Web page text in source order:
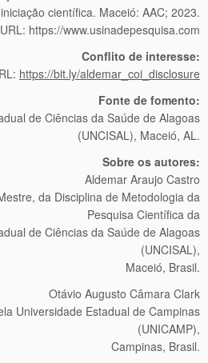
científica. Maceió: AAC; 2023.
https://www.usinadepesquisa.com
Conflito de interesse:
https://bit.ly/aldemar_coi_disclosure
Fonte de fomento:
de Ciências da Saúde de Alagoas
(UNCISAL), Maceió, AL.
Sobre os autores:
Aldemar Araujo Castro
da Disciplina de Metodologia da
Pesquisa Científica da
de Ciências da Saúde de Alagoas
(UNCISAL),
Maceió, Brasil.
Otávio Augusto Câmara Clark
Universidade Estadual de Campinas
(UNICAMP),
Campinas, Brasil.